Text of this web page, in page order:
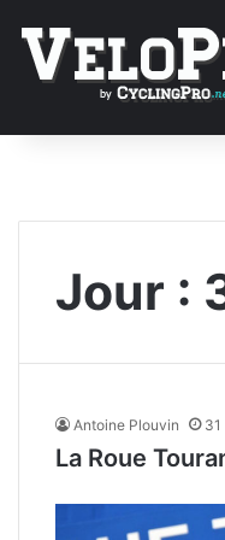
Jour :
Antoine Plouvin 31
La Roue